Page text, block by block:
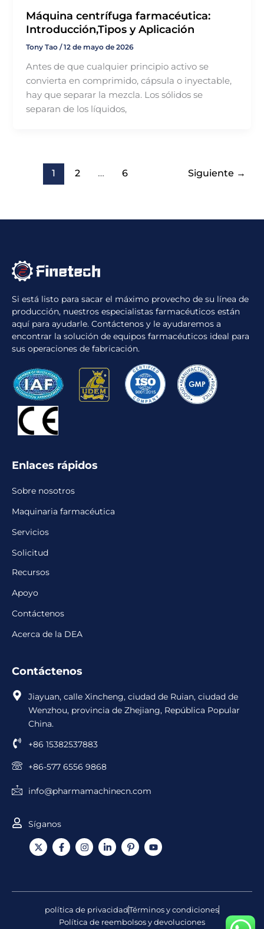
Máquina centrífuga farmacéutica:
Introducción,Tipos y Aplicación
Tony Tao/12 de mayo de 2026
Antes de que cualquier principio activo se
convierta en comprimido, cápsula o inyectable,
hay que separar la mezcla. Los sólidos se
separan de los líquidos,
1 2 … 6 Siguiente →
Si está listo para sacar el máximo provecho de su línea de
producción, nuestros especialistas farmacéuticos están
aquí para ayudarle. Contáctenos y le ayudaremos a
encontrar la solución de equipos farmacéuticos ideal para
sus operaciones de fabricación.
Enlaces rápidos
Sobre nosotros
Maquinaria farmacéutica
Servicios
Solicitud
Recursos
Apoyo
Contáctenos
Acerca de la DEA
Contáctenos
Jiayuan, calle Xincheng, ciudad de Ruian, ciudad de
Wenzhou, provincia de Zhejiang, República Popular
China.
+86 15382537883
+86-577 6556 9868
info@pharmamachinecn.com
Síganos
X
-
t
F
a
o
k
-
f
I
n
g
a
m
L
i
d
n
i
I
c
d
P
n
Y
o
b
política de privacidadTérminos y condiciones
Política de reembolsos y devoluciones